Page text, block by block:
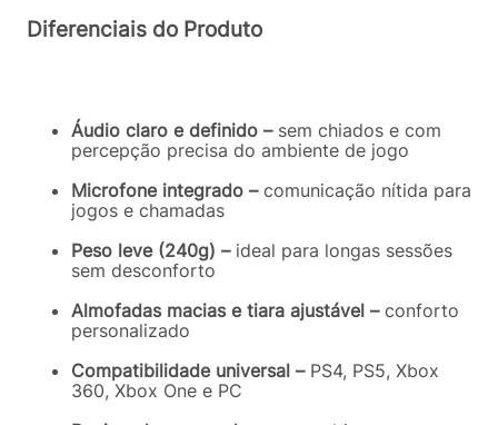
Diferenciais do Produto
Áudio claro e definido –sem chiados e com
percepção precisa do ambiente de jogo
Microfone integrado –comunicação nítida para
jogos e chamadas
Peso leve (240g) –ideal para longas sessões
sem desconforto
Almofadas macias e tiara ajustável –conforto
personalizado
Compatibilidade universal –PS4, PS5, Xbox
360, Xbox One e PC